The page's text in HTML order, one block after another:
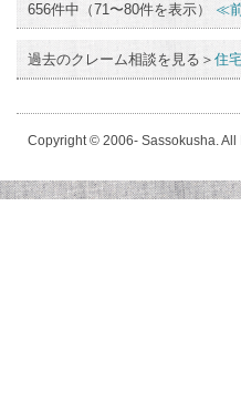
656件中（71〜80件を表示） ≪
過去のクレーム相談を見る＞ 住
Copyright © 2006- Sassokusha. All